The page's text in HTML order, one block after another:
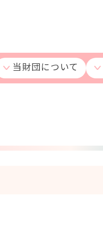
当財団について